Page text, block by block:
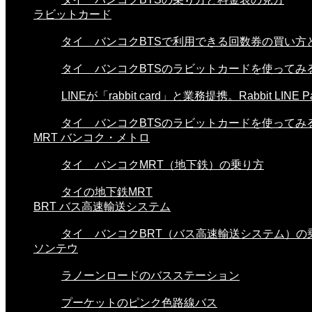
ラビットカード
タイ バンコクBTSで利用できる回数券の買い方
タイ バンコクBTSのラビットカードを使ってみ
LINEが「rabbit card」と業務提携。Rabbit LINE
タイ バンコクBTSのラビットカードを使ってみ
MRT バンコク・メトロ
タイ バンコクMRT（地下鉄）の乗り方
タイの地下鉄MRT
BRT バス高速輸送システム
タイ バンコクBRT（バス高速輸送システム）の
ソンテウ
ラノーンロードのバスステーション
プーケットのピンク色路線バス